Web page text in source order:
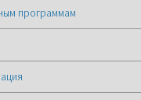
программам